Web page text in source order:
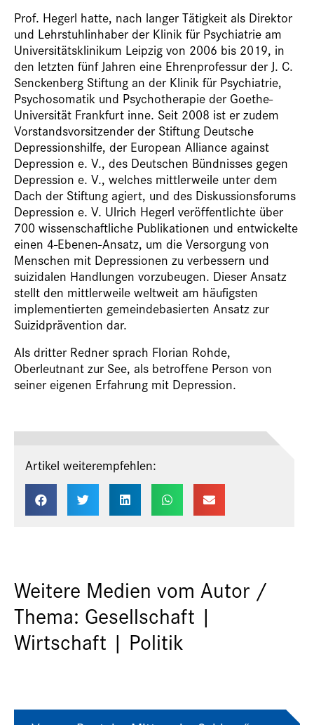
Prof. Hegerl hatte, nach langer Tätigkeit als Direktor
und Lehrstuhlinhaber der Klinik für Psychiatrie am
Universitätsklinikum Leipzig von 2006 bis 2019, in
den letzten fünf Jahren eine Ehrenprofessur der J. C.
Senckenberg Stiftung an der Klinik für Psychiatrie,
Psychosomatik und Psychotherapie der Goethe-
Universität Frankfurt inne. Seit 2008 ist er zudem
Vorstandsvorsitzender der Stiftung Deutsche
Depressionshilfe, der European Alliance against
Depression e. V., des Deutschen Bündnisses gegen
Depression e. V., welches mittlerweile unter dem
Dach der Stiftung agiert, und des Diskussionsforums
Depression e. V. Ulrich Hegerl veröffentlichte über
700 wissenschaftliche Publikationen und entwickelte
einen 4-Ebenen-Ansatz, um die Versorgung von
Menschen mit Depressionen zu verbessern und
suizidalen Handlungen vorzubeugen. Dieser Ansatz
stellt den mittlerweile weltweit am häufigsten
implementierten gemeindebasierten Ansatz zur
Suizidprävention dar.
Als dritter Redner sprach Florian Rohde,
Oberleutnant zur See, als betroffene Person von
seiner eigenen Erfahrung mit Depression.
Artikel weiterempfehlen:
Weitere Medien vom Autor /
Thema: Gesellschaft |
Wirtschaft | Politik